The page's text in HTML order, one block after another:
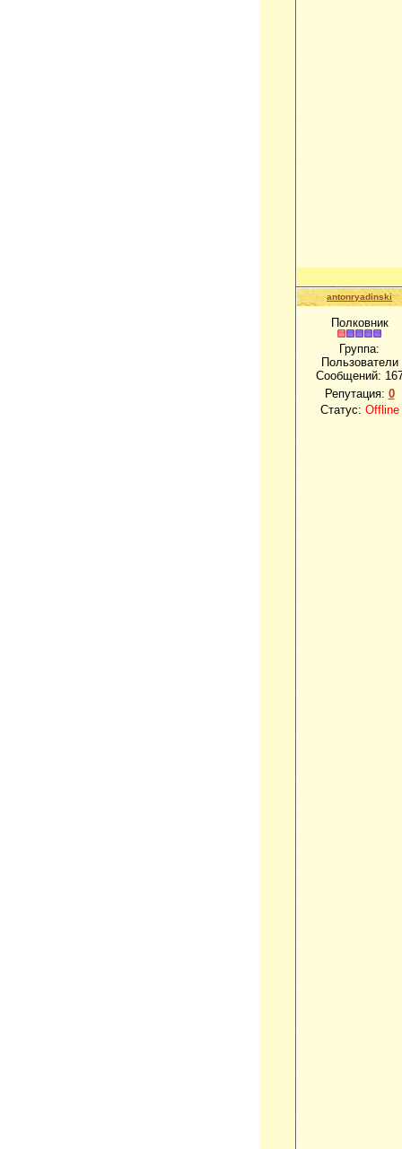
antonryadinski
Полковник
Группа:
Пользователи
Сообщений:
Репутация: 0
Статус: Offline